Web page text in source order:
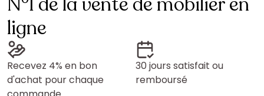
ligne
Recevez 4% en bon
d'achat pour chaque
30 jours satisfait ou
remboursé